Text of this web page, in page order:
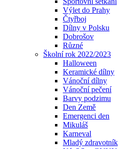
Výlet do Prahy
Čtyřboj
Dílny v Polsku
Dobrošov
Různé
Školní rok 2022/2023
Halloween
Keramické dílny
Vánoční dílny
Vánoční pečení
Barvy podzimu
Den Země
Emergenci den
Mikuláš
Karneval
Mladý zdravotník